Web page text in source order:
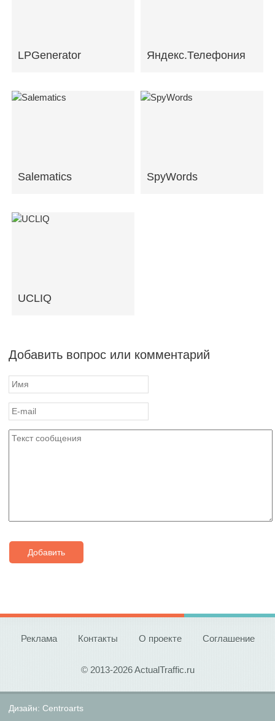
LPGenerator Яндекс.Телефония
Salematics SpyWords
UCLIQ
Добавить вопрос или комментарий
Добавить
Реклама Контакты О проекте Соглашение
© 2013-2026 ActualTraffic.ru
Дизайн: Centroarts